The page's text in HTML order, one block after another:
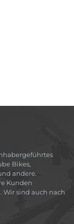
Bikes,
andere.
Kunden
Wir sind auch nach